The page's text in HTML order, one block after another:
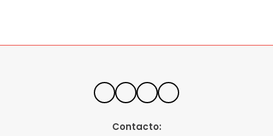
Contacto: